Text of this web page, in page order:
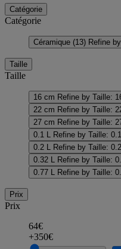
Catégorie
Catégorie
Céramique (13) Refine
Taille
Taille
16 cm Refine by Taille:
22 cm Refine by Taille:
27 cm Refine by Taille:
0.1 L
Refine by Taille: 0.1
0.2 L
Refine by Taille: 0.2
0.32 L
Refine by Taille:
0.77 L
Refine by Taille:
Prix
Prix
64€
+350€